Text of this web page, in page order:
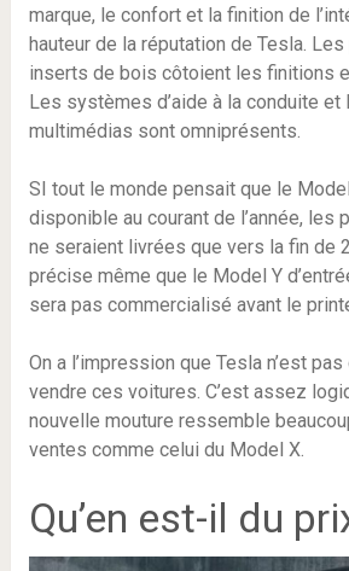
marque, le confort et la finition de
hauteur de la réputation de Tesla.
inserts de bois côtoient les finitions
Les systèmes d’aide à la conduite
multimédias sont omniprésents.
SI tout le monde pensait que le
disponible au courant de l’année, les
ne seraient livrées que vers la fin de
précise même que le Model Y
sera pas commercialisé avant le
On a l’impression que Tesla n’est
vendre ces voitures. C’est assez
nouvelle mouture ressemble
ventes comme celui du Model X.
Qu’en est-il du